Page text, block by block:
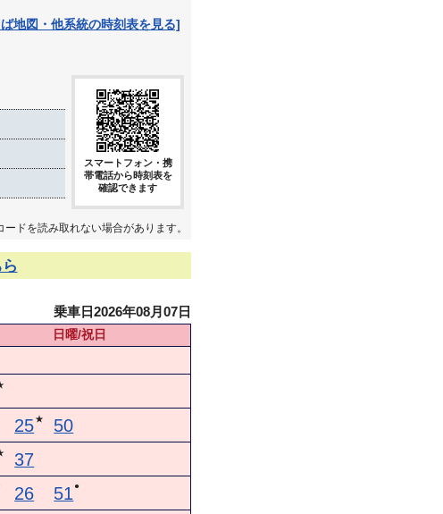
地図・他系統の時刻表を見る]
スマートフォン・携
帯電話から時刻表を
確認できます
ドを読み取れない場合があります。
乗車日2026年08月07日
日曜/祝日
25★ 50
37
26 51 ●